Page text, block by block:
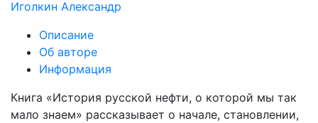
Иголкин Александр
Описание
Об авторе
Информация
Книга «История русской нефти, о которой мы так
мало знаем» рассказывает о начале, становлении,